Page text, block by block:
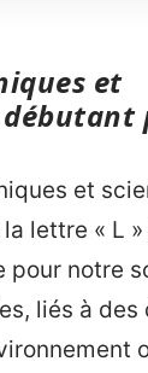
et
et
lettre « L »
pour notre
liés à